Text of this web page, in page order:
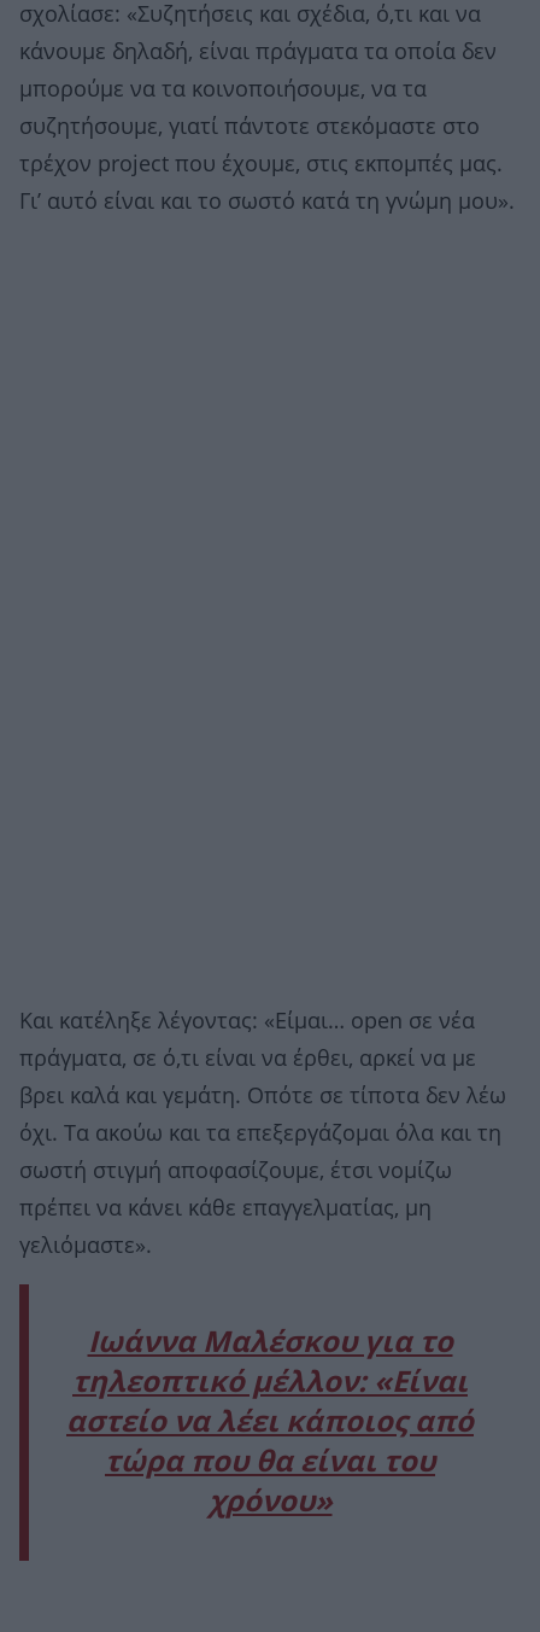
σχολίασε: «Συζητήσεις και σχέδια, ό,τι και να
κάνουμε δηλαδή, είναι πράγματα τα οποία δεν
μπορούμε να τα κοινοποιήσουμε, να τα
συζητήσουμε, γιατί πάντοτε στεκόμαστε στο
τρέχον project που έχουμε, στις εκπομπές μας.
Γι’ αυτό είναι και το σωστό κατά τη γνώμη μου».
Kαι κατέληξε λέγοντας: «Είμαι… open σε νέα
πράγματα, σε ό,τι είναι να έρθει, αρκεί να με
βρει καλά και γεμάτη. Οπότε σε τίποτα δεν λέω
όχι. Τα ακούω και τα επεξεργάζομαι όλα και τη
σωστή στιγμή αποφασίζουμε, έτσι νομίζω
πρέπει να κάνει κάθε επαγγελματίας, μη
γελιόμαστε».
Ιωάννα Μαλέσκου για το
τηλεοπτικό μέλλον: «Είναι
αστείο να λέει κάποιος από
τώρα που θα είναι του
χρόνου»